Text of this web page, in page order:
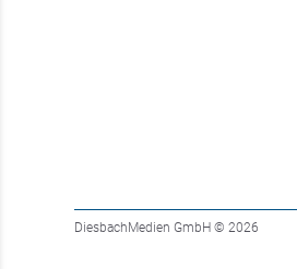
DiesbachMedien GmbH © 2026